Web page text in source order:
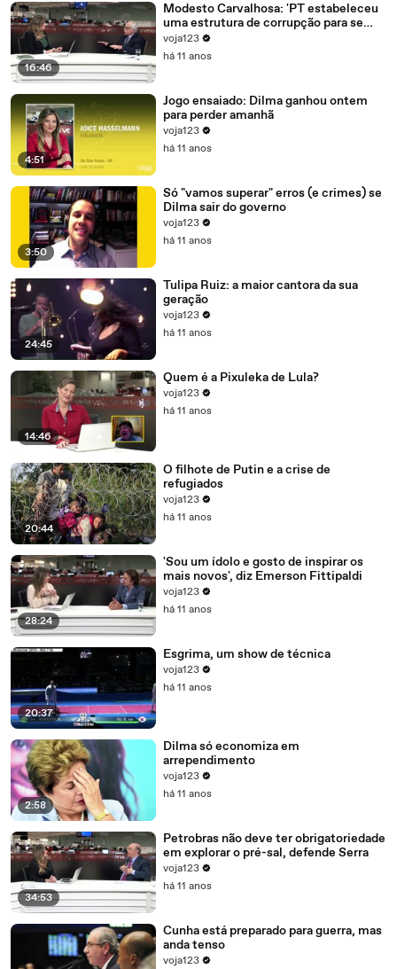
16:46
Modesto Carvalhosa: 'PT estabeleceu
uma estrutura de corrupção para se
manter no poder'
voja123
há 11 anos
4:51
Jogo ensaiado: Dilma ganhou ontem
para perder amanhã
voja123
há 11 anos
3:50
Só "vamos superar" erros (e crimes) se
Dilma sair do governo
voja123
há 11 anos
24:45
Tulipa Ruiz: a maior cantora da sua
geração
voja123
há 11 anos
14:46
Quem é a Pixuleka de Lula?
voja123
há 11 anos
20:44
O filhote de Putin e a crise de
refugiados
voja123
há 11 anos
28:24
'Sou um ídolo e gosto de inspirar os
mais novos', diz Emerson Fittipaldi
voja123
há 11 anos
20:37
Esgrima, um show de técnica
voja123
há 11 anos
2:58
Dilma só economiza em
arrependimento
voja123
há 11 anos
34:53
Petrobras não deve ter obrigatoriedade
em explorar o pré-sal, defende Serra
voja123
há 11 anos
Cunha está preparado para guerra, mas
anda tenso
voja123